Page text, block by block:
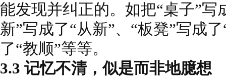
能发现并纠正的。如把“桌子”写
新”写成了“从新”、“板凳”写成
了“教顺”等等。
3.3 记忆不清，似是而非地臆想